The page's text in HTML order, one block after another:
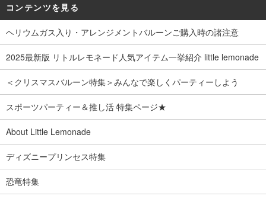
コンテンツを見る
ヘリウムガス入り・アレンジメントバルーンご購入時の諸注意
2025最新版 リトルレモネード人気アイテム一挙紹介 little lemonade
＜クリスマスバルーン特集＞みんなで楽しくパーティーしよう
スポーツパーティー＆推し活 特集ページ★
About Little Lemonade
ディズニープリンセス特集
恐竜特集